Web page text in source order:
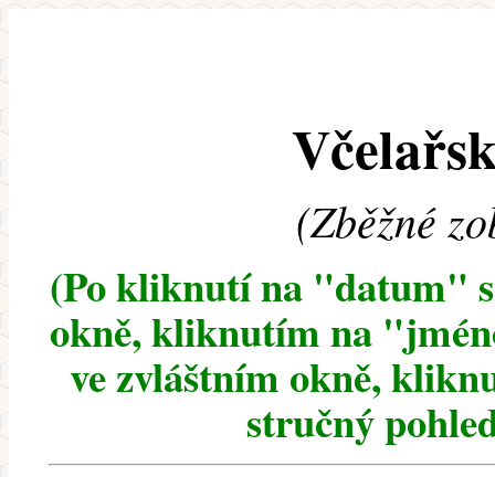
(Zběžné
(Po kliknutí na "datum"
okně, kliknutím na
ve zvláštním okně,
stručný